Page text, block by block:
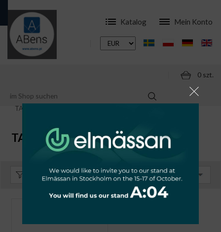
Katalog Mein Konto
0 szt.
ONLINESHOP
TAŚMY IZOLACYJNE
TAŚMY SAMOWULKANIZUJĄCE
Sortieren: Standard